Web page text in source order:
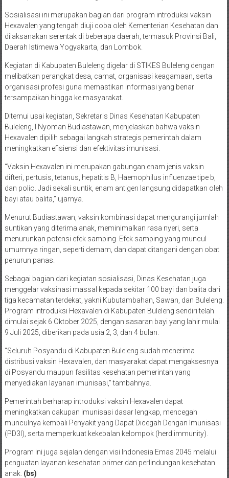
Sosialisasi ini merupakan bagian dari program introduksi vaksin
Hexavalen yang tengah diuji coba oleh Kementerian Kesehatan dan
dilaksanakan serentak di beberapa daerah, termasuk Provinsi Bali,
Daerah Istimewa Yogyakarta, dan Lombok.
Kegiatan di Kabupaten Buleleng digelar di STIKES Buleleng dengan
melibatkan perangkat desa, camat, organisasi keagamaan, serta
organisasi profesi guna memastikan informasi yang benar
tersampaikan hingga ke masyarakat.
Ditemui usai kegiatan, Sekretaris Dinas Kesehatan Kabupaten
Buleleng, I Nyoman Budiastawan, menjelaskan bahwa vaksin
Hexavalen dipilih sebagai langkah strategis pemerintah dalam
meningkatkan efisiensi dan efektivitas imunisasi.
“Vaksin Hexavalen ini merupakan gabungan enam jenis vaksin
difteri, pertusis, tetanus, hepatitis B, Haemophilus influenzae tipe b,
dan polio. Jadi sekali suntik, enam antigen langsung didapatkan oleh
bayi atau balita,” ujarnya.
Menurut Budiastawan, vaksin kombinasi dapat mengurangi jumlah
suntikan yang diterima anak, meminimalkan rasa nyeri, serta
menurunkan potensi efek samping. Efek samping yang muncul
umumnya ringan, seperti demam, dan dapat ditangani dengan obat
penurun panas.
Sebagai bagian dari kegiatan sosialisasi, Dinas Kesehatan juga
menggelar vaksinasi massal kepada sekitar 100 bayi dan balita dari
tiga kecamatan terdekat, yakni Kubutambahan, Sawan, dan Buleleng.
Program introduksi Hexavalen di Kabupaten Buleleng sendiri telah
dimulai sejak 6 Oktober 2025, dengan sasaran bayi yang lahir mulai
9 Juli 2025, diberikan pada usia 2, 3, dan 4 bulan.
“Seluruh Posyandu di Kabupaten Buleleng sudah menerima
distribusi vaksin Hexavalen, dan masyarakat dapat mengaksesnya
di Posyandu maupun fasilitas kesehatan pemerintah yang
menyediakan layanan imunisasi,” tambahnya.
Pemerintah berharap introduksi vaksin Hexavalen dapat
meningkatkan cakupan imunisasi dasar lengkap, mencegah
munculnya kembali Penyakit yang Dapat Dicegah Dengan Imunisasi
(PD3I), serta memperkuat kekebalan kelompok (herd immunity).
Program ini juga sejalan dengan visi Indonesia Emas 2045 melalui
penguatan layanan kesehatan primer dan perlindungan kesehatan
anak. (bs)